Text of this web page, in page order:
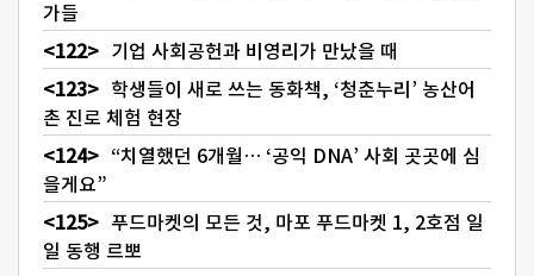
가들
기업 사회공헌과 비영리가 만났을 때
학생들이 새로 쓰는 동화책, ‘청춘누리’ 농산어
촌 진로 체험 현장
“치열했던 6개월… ‘공익 DNA’ 사회 곳곳에 심
을게요”
푸드마켓의 모든 것, 마포 푸드마켓 1, 2호점 일
일 동행 르뽀